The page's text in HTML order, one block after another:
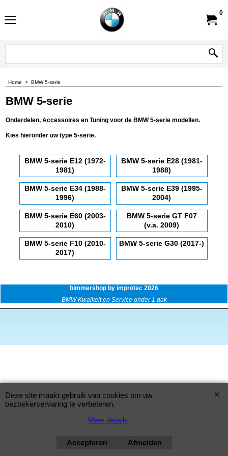
0
Home > BMW 5-serie
BMW 5-serie
Onderdelen, Accessoires en Tuning voor de BMW 5-serie modellen.
Kies hieronder uw type 5-serie.
BMW 5-serie E12 (1972-
1981)
BMW 5-serie E28 (1981-
1988)
BMW 5-serie E34 (1988-
1996)
BMW 5-serie E39 (1995-
2004)
BMW 5-serie E60 (2003-
2010)
BMW 5-serie GT F07
(v.a. 2009)
BMW 5-serie F10 (2010-
2017)
BMW 5-serie G30 (2017-)
bimmershop by improtec 2026
BMW Kwaliteit en Service onder 1 dak
Deze site maakt gebruik van cookies om uw
bezoekerservaring te verbeteren.
Meer details
Accepteren Afmelden